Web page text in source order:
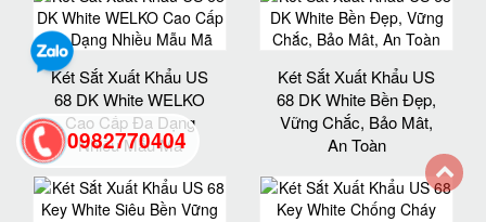
Két Sắt Xuất Khẩu US
68 DK White WELKO
Cao Cấp Đa Dạng
Nhiều Mẫu Mã
Két Sắt Xuất Khẩu US
68 DK White Bền Đẹp,
Vững Chắc, Bảo Mât,
An Toàn
0982770404
back